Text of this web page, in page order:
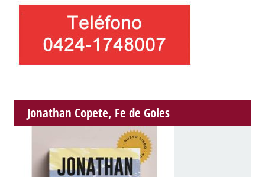
Jonathan Copete, Fe de Goles